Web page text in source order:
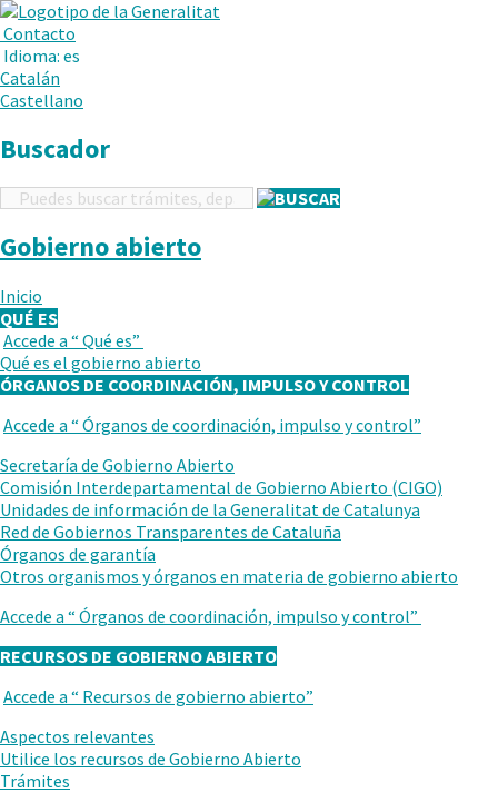
.
Abrir
en
una
nueva
Menú
Contacto
Idioma: es
Catalán
Castellano
Buscador
Gobierno abierto
Inicio
QUÉ ES
VUELVE
AL
NIVEL
ANTERIOR
Accede a “ Qué es”
Qué es el gobierno abierto
ÓRGANOS DE COORDINACIÓN, IMPULSO Y CONTROL
VUELVE
AL
NIVEL
ANTERIOR
Accede a “ Órganos de coordinación, impulso y control”
Secretaría de Gobierno Abierto
Comisión Interdepartamental de Gobierno Abierto (CIGO)
Unidades de información de la Generalitat de Catalunya
Red de Gobiernos Transparentes de Cataluña
Órganos de garantía
Otros organismos y órganos en materia de gobierno abierto
Accede a “ Órganos de coordinación, impulso y control”
RECURSOS DE GOBIERNO ABIERTO
VUELVE
AL
NIVEL
ANTERIOR
Accede a “ Recursos de gobierno abierto”
Aspectos relevantes
Utilice los recursos de Gobierno Abierto
Trámites